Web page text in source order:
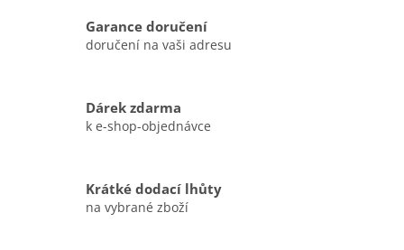
Garance doručení
doručení na vaši adresu
Dárek zdarma
k e-shop-objednávce
Krátké dodací lhůty
na vybrané zboží